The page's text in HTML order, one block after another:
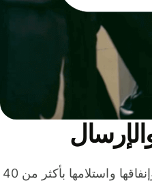
وفّر المال عند إرسال الأموال وإنفاقها واستلامها بأكثر من 40